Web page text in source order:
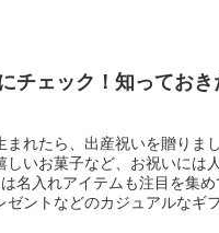
チェック！知ってお
まれたら、出産祝いを贈りま
しいお菓子など、お祝いには
名入れアイテムも注目を集
ントなどのカジュアルなギフ